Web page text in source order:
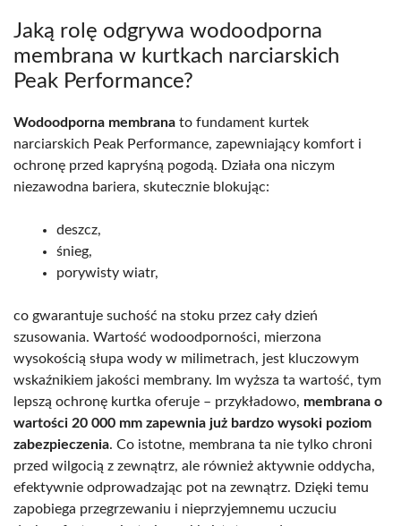
Jaką rolę odgrywa wodoodporna
membrana w kurtkach narciarskich
Peak Performance?
Wodoodporna membrana to fundament kurtek
narciarskich Peak Performance, zapewniający komfort i
ochronę przed kapryśną pogodą. Działa ona niczym
niezawodna bariera, skutecznie blokując:
deszcz,
śnieg,
porywisty wiatr,
co gwarantuje suchość na stoku przez cały dzień
szusowania. Wartość wodoodporności, mierzona
wysokością słupa wody w milimetrach, jest kluczowym
wskaźnikiem jakości membrany. Im wyższa ta wartość, tym
lepszą ochronę kurtka oferuje – przykładowo, membrana o
wartości 20 000 mm zapewnia już bardzo wysoki poziom
zabezpieczenia. Co istotne, membrana ta nie tylko chroni
przed wilgocią z zewnątrz, ale również aktywnie oddycha,
efektywnie odprowadzając pot na zewnątrz. Dzięki temu
zapobiega przegrzewaniu i nieprzyjemnemu uczuciu